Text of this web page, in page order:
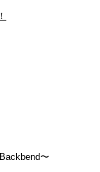
〜